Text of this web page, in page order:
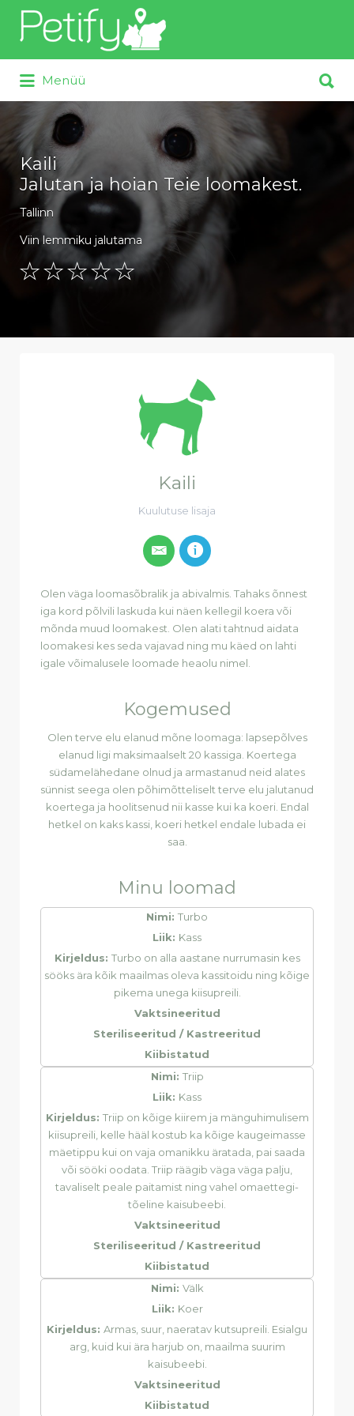
Otsi:
Menüü
Kaili
Jalutan ja hoian Teie loomakest.
Tallinn
Viin lemmiku jalutama
Kaili
Kuulutuse lisaja
Olen väga loomasõbralik ja abivalmis. Tahaks õnnest
iga kord põlvili laskuda kui näen kellegil koera või
mõnda muud loomakest. Olen alati tahtnud aidata
loomakesi kes seda vajavad ning mu käed on lahti
igale võimalusele loomade heaolu nimel.
Kogemused
Olen terve elu elanud mõne loomaga: lapsepõlves
elanud ligi maksimaalselt 20 kassiga. Koertega
südamelähedane olnud ja armastanud neid alates
sünnist seega olen põhimõtteliselt terve elu jalutanud
koertega ja hoolitsenud nii kasse kui ka koeri. Endal
hetkel on kaks kassi, koeri hetkel endale lubada ei
saa.
Minu loomad
Nimi: Turbo
Liik: Kass
Kirjeldus: Turbo on alla aastane nurrumasin kes
sööks ära kõik maailmas oleva kassitoidu ning kõige
pikema unega kiisupreili.
Vaktsineeritud
Steriliseeritud / Kastreeritud
Kiibistatud
Nimi: Triip
Liik: Kass
Kirjeldus: Triip on kõige kiirem ja mänguhimulisem
kiisupreili, kelle hääl kostub ka kõige kaugeimasse
mäetippu kui on vaja omanikku äratada, pai saada
või sööki oodata. Triip räägib väga väga palju,
tavaliselt peale paitamist ning vahel omaettegi-
tõeline kaisubeebi.
Vaktsineeritud
Steriliseeritud / Kastreeritud
Kiibistatud
Nimi: Välk
Liik: Koer
Kirjeldus: Armas, suur, naeratav kutsupreili. Esialgu
arg, kuid kui ära harjub on, maailma suurim
kaisubeebi.
Vaktsineeritud
Kiibistatud